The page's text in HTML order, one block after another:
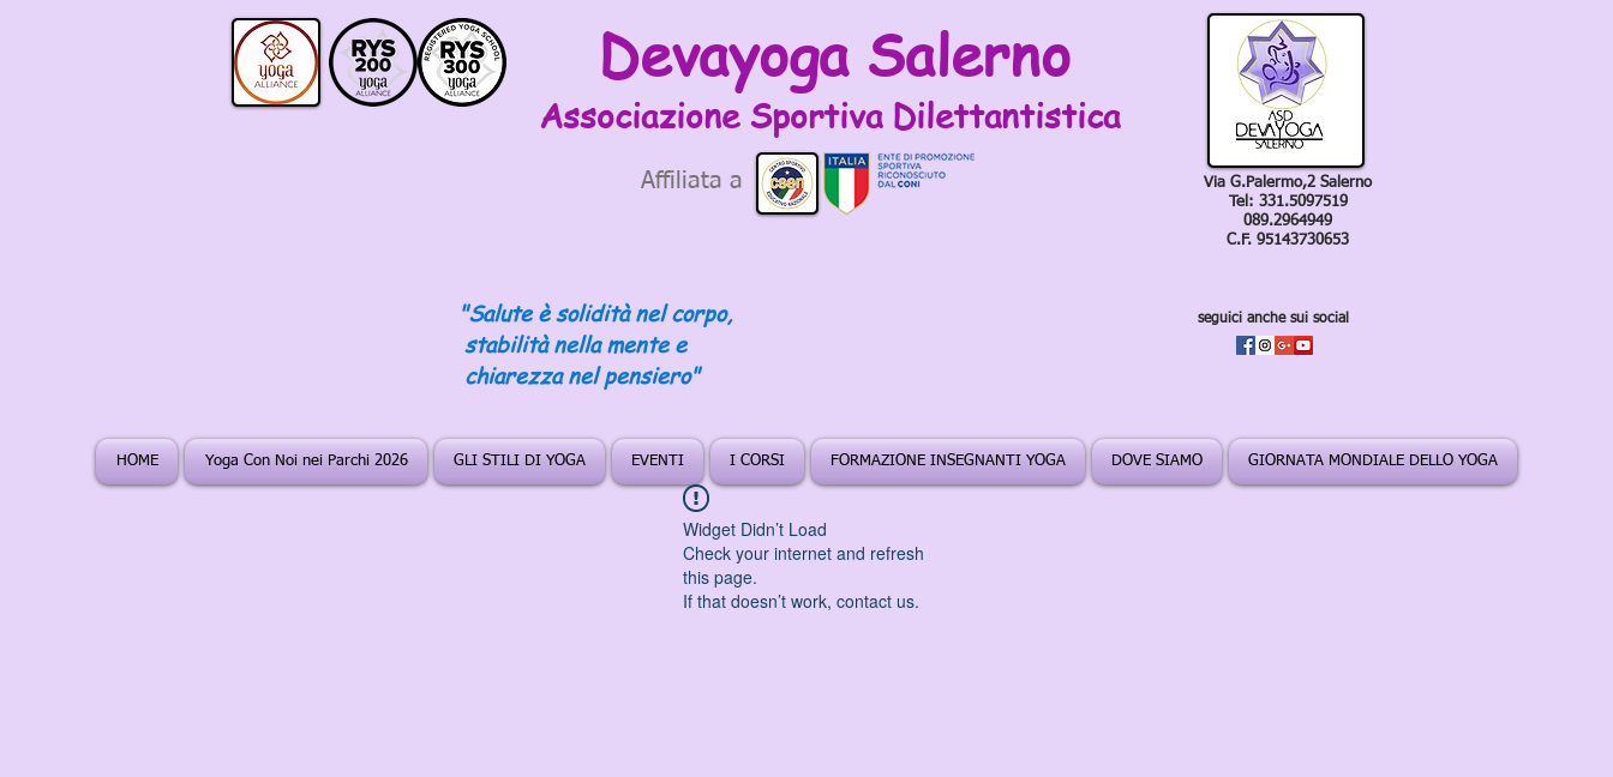
Devayoga Salerno
Associazione Sportiva Dilettantistica
Affiliata a
"Salute è solidità nel corpo,
stabilità nella mente e
chiarezza nel pensiero"
Via G.Palermo,2 Salerno
Tel: 331.5097519
089.2964949
C.F. 95143730653
seguici anche sui social
HOME Yoga Con Noi nei Parchi 2026 GLI STILI DI YOGA EVENTI I CORSI FORMAZIONE INSEGNANTI YOGA DOVE SIAMO GIORNATA MONDIALE DELLO YOGA
Widget Didn’t Load
Check your internet and refresh
this page.
If that doesn’t work, contact us.